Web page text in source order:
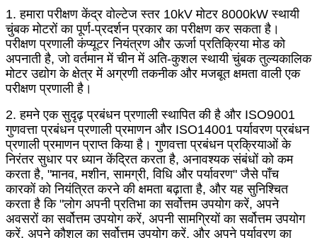
1. हमारा परीक्षण केंद्र वोल्टेज स्तर 10kV मोटर 8000kW स्थायी
चुंबक मोटरों का पूर्ण-प्रदर्शन प्रकार का परीक्षण कर सकता है।
परीक्षण प्रणाली कंप्यूटर नियंत्रण और ऊर्जा प्रतिक्रिया मोड को
अपनाती है, जो वर्तमान में चीन में अति-कुशल स्थायी चुंबक तुल्यकालिक
मोटर उद्योग के क्षेत्र में अग्रणी तकनीक और मजबूत क्षमता वाली एक
परीक्षण प्रणाली है।
2. हमने एक सुदृढ़ प्रबंधन प्रणाली स्थापित की है और ISO9001
गुणवत्ता प्रबंधन प्रणाली प्रमाणन और ISO14001 पर्यावरण प्रबंधन
प्रणाली प्रमाणन प्राप्त किया है। गुणवत्ता प्रबंधन प्रक्रियाओं के
निरंतर सुधार पर ध्यान केंद्रित करता है, अनावश्यक संबंधों को कम
करता है, "मानव, मशीन, सामग्री, विधि और पर्यावरण" जैसे पाँच
कारकों को नियंत्रित करने की क्षमता बढ़ाता है, और यह सुनिश्चित
करता है कि "लोग अपनी प्रतिभा का सर्वोत्तम उपयोग करें, अपने
अवसरों का सर्वोत्तम उपयोग करें, अपनी सामग्रियों का सर्वोत्तम उपयोग
करें, अपने कौशल का सर्वोत्तम उपयोग करें, और अपने पर्यावरण का